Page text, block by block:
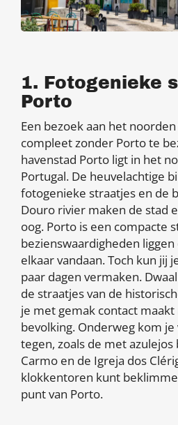
1. Fotogenieke
Porto
Een bezoek aan het
compleet zonder Porto te
havenstad Porto ligt in het
Portugal. De heuvelachtige
fotogenieke straatjes en de
Douro rivier maken de stad
oog. Porto is een compacte
bezienswaardigheden
elkaar vandaan. Toch kun jij
paar dagen vermaken.
de straatjes van de
je met gemak contact
bevolking. Onderweg kom
tegen, zoals de met
Carmo en de Igreja dos
klokkentoren kunt
punt van Porto.